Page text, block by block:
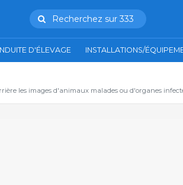
Recherchez sur 333
D'ÉLEVAGE INSTALLATIONS/
les images d'animaux malades ou d'organes